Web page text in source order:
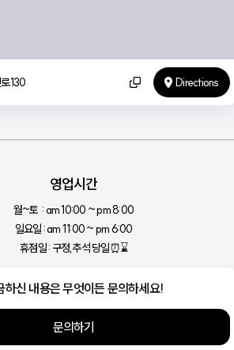
130 Directions
영업시간
월~토  : am 10:00 ~ pm 8:00
일요일 : am 11:00 ~ pm 6:00
휴점일 : 구정,추석 당일⏰⌛
하신 내용은 무엇이든 문의하세요!
문의하기